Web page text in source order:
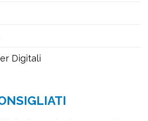
Digitali